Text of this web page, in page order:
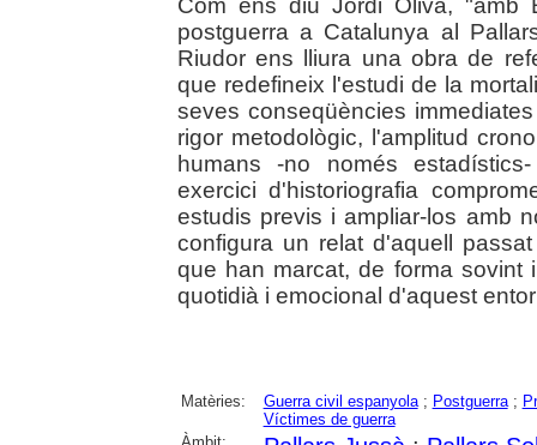
postguerra a Catalunya al
Riudor ens lliura una obra de
que redefineix l'estudi de la
seves conseqüències
rigor metodològic, l'amplitud
humans -no només
exercici d'historiografia
estudis previs i ampliar-los amb
configura un relat d'aquell
que han marcat, de forma sovint
quotidià i emocional d'aquest
Matèries: Guerra civil espanyola; Postguerra;
Víctimes de guerra